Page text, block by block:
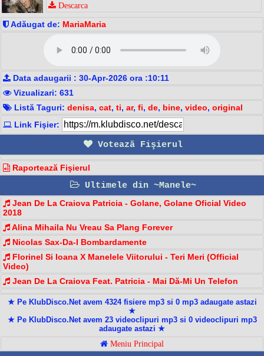
Descarca
Adăugat de: MariaMaria
Data adaugarii : 30-Apr-2026 ora :10:11
Vizualizari: 631
Listă Taguri: denisa, cat, ti, ar, fi, de, bine, video, original
Link Fişier:
Votează Fişierul
Raportează Fişierul
Ultimele din ~Manele~
Jean De La Craiova Patricia - Golane, Golane Oficial Video
2018
Alina Mihaila Nu Vreau Sa Plang Forever
Nicolas Sax-Da-I Bombardamente
Florinel Si Ioana X Manelele Viitorului - Teri Meri (Official
Video)
Jean De La Craiova Feat. Patricia - Mai Dă-Mi Un Telefon
★ Pe KlubDisco.Net avem 4324 fisiere mp3 si 0 mp3 adaugate astazi
★
★ Pe KlubDisco.Net avem 23 videoclipuri mp3 si 0 videoclipuri mp3
adaugate astazi ★
Meniu Principal